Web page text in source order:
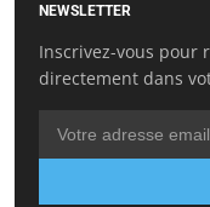
NEWSLETTER
Inscrivez-vous pour
directement dans